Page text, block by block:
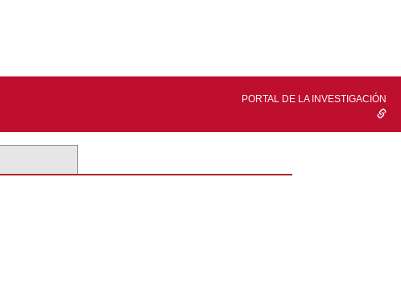
PORTAL DE LA INVESTIGACIÓN